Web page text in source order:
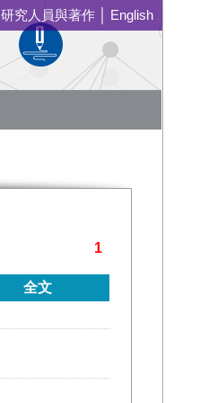
研究人員與著作 English
1
全文